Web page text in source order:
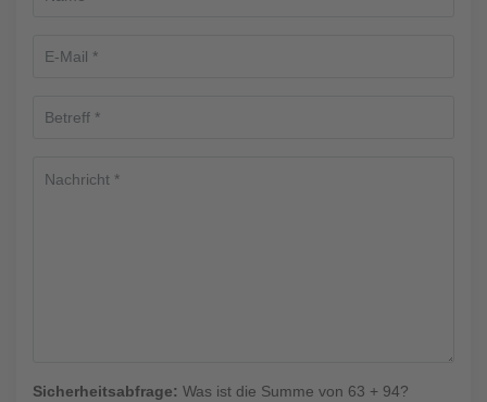
Sicherheitsabfrage: Was ist die Summe von 63 + 94?